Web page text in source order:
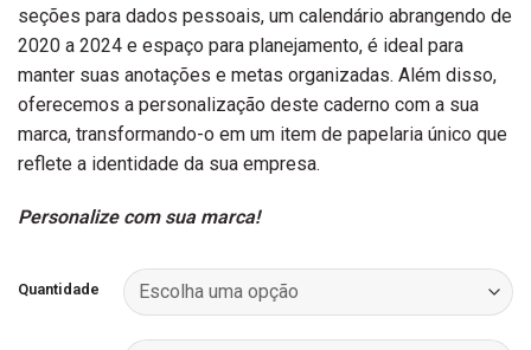
seções para dados pessoais, um calendário abrangendo de
2020 a 2024 e espaço para planejamento, é ideal para
manter suas anotações e metas organizadas. Além disso,
oferecemos a personalização deste caderno com a sua
marca, transformando-o em um item de papelaria único que
reflete a identidade da sua empresa.
Personalize com sua marca!
Quantidade